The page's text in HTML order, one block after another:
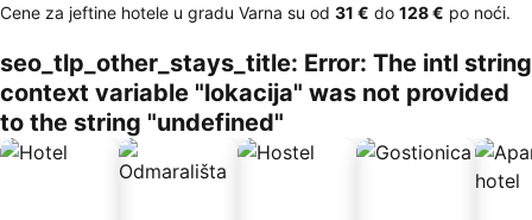
Cene za jeftine hotele u gradu Varna su od ‎31 € do ‎128 € po noći.
seo_tlp_other_stays_title: Error: The intl string
context variable "lokacija" was not provided
to the string "undefined"